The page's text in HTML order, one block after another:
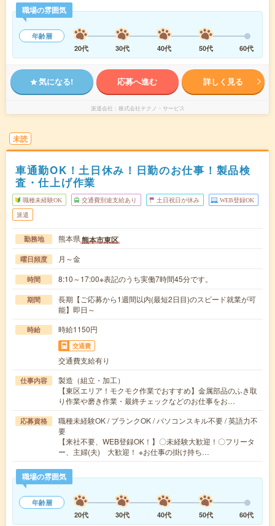
職場の雰囲気
年齢層
20代
30代 40代 50代 60代
気になる! 応募へ進む 詳しく見る
派遣会社 株式会社テクノ・サービス
未読
車通勤OK！土日休み！日勤のお仕事！製品検
査・仕上げ作業
職種未経験OK 交通費別途支給あり 土日祝日が休み WEB登録OK
派遣
勤務地 熊本県熊本市東区
曜日頻度 月～金
時間 8:10～17:00※表記のうち実働7時間45分です。
期間
長期【ご応募から1週間以内(最短2日目)のスピード就業が可
能】即日～
時給 時給1150円
交通費
交通費支給有り
仕事内容
製造（組立・加工）
【東区エリア！モクモク作業でおすすめ】金属部品のふき取
り作業や磨き作業・最終チェックなどのお仕事をお…
応募資格
職種未経験OK / ブランクOK / パソコンスキル不要 / 英語力不
要
【来社不要、WEB登録OK！】〇未経験大歓迎！〇フリータ
ー、主婦(夫) 大歓迎！ ※お仕事の掛け持ち…
職場の雰囲気
年齢層
20代
30代 40代 50代 60代